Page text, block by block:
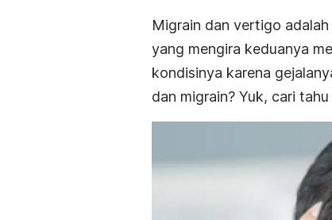
Migrain dan vertigo
yang mengira keduanya
kondisinya karena
dan migrain? Yuk, cari